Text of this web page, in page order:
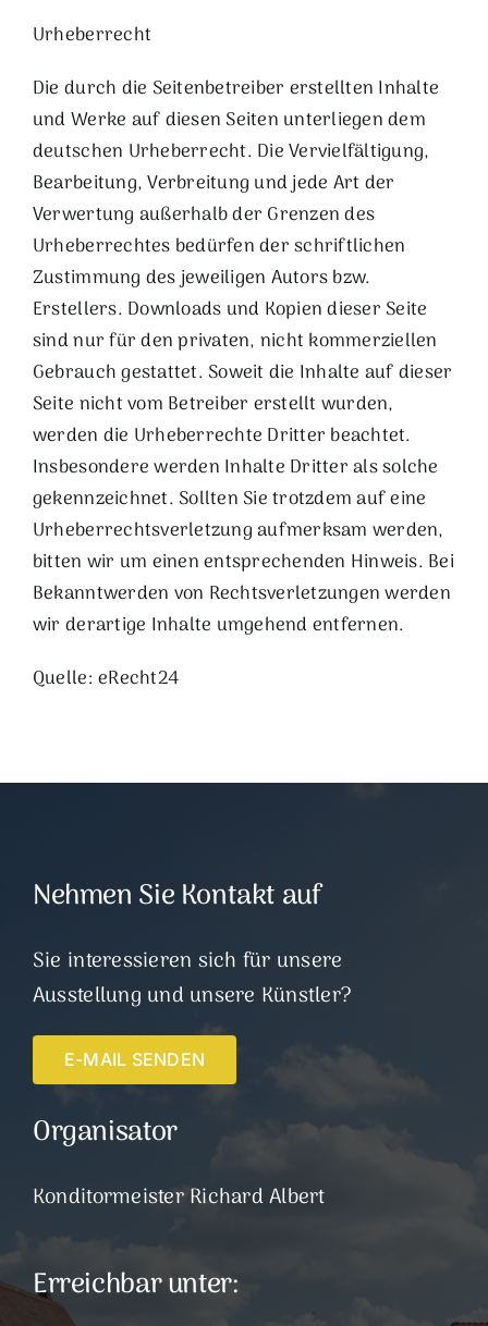
Urheberrecht
Die durch die Seitenbetreiber erstellten Inhalte
und Werke auf diesen Seiten unterliegen dem
deutschen Urheberrecht. Die Vervielfältigung,
Bearbeitung, Verbreitung und jede Art der
Verwertung außerhalb der Grenzen des
Urheberrechtes bedürfen der schriftlichen
Zustimmung des jeweiligen Autors bzw.
Erstellers. Downloads und Kopien dieser Seite
sind nur für den privaten, nicht kommerziellen
Gebrauch gestattet. Soweit die Inhalte auf dieser
Seite nicht vom Betreiber erstellt wurden,
werden die Urheberrechte Dritter beachtet.
Insbesondere werden Inhalte Dritter als solche
gekennzeichnet. Sollten Sie trotzdem auf eine
Urheberrechtsverletzung aufmerksam werden,
bitten wir um einen entsprechenden Hinweis. Bei
Bekanntwerden von Rechtsverletzungen werden
wir derartige Inhalte umgehend entfernen.
Quelle: eRecht24
Nehmen Sie Kontakt auf
Sie interessieren sich für unsere
Ausstellung und unsere Künstler?
E-MAIL SENDEN
Organisator
Konditormeister Richard Albert
Erreichbar unter: